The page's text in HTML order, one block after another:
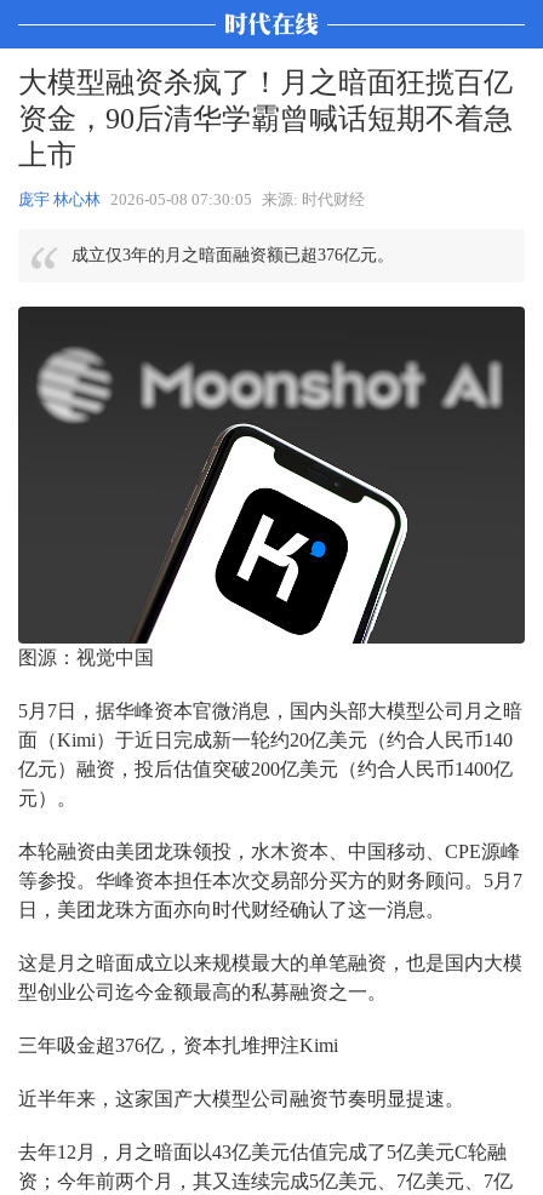
大模型融资杀疯了！月之暗面狂揽百亿
资金，90后清华学霸曾喊话短期不着急
上市
庞宇 林心林 2026-05-08 07:30:05 来源: 时代财经
成立仅3年的月之暗面融资额已超376亿元。
图源：视觉中国
5月7日，据华峰资本官微消息，国内头部大模型公司月之暗
面（Kimi）于近日完成新一轮约20亿美元（约合人民币140
亿元）融资，投后估值突破200亿美元（约合人民币1400亿
元）。
本轮融资由美团龙珠领投，水木资本、中国移动、CPE源峰
等参投。华峰资本担任本次交易部分买方的财务顾问。5月7
日，美团龙珠方面亦向时代财经确认了这一消息。
这是月之暗面成立以来规模最大的单笔融资，也是国内大模
型创业公司迄今金额最高的私募融资之一。
三年吸金超376亿，资本扎堆押注Kimi
近半年来，这家国产大模型公司融资节奏明显提速。
去年12月，月之暗面以43亿美元估值完成了5亿美元C轮融
资；今年前两个月，其又连续完成5亿美元、7亿美元、7亿